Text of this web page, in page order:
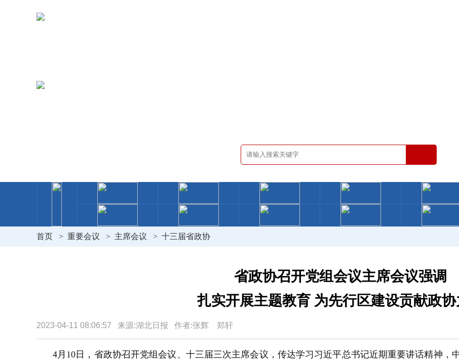
首页 > 重要会议 > 主席会议 > 十三届省政协
省政协召开党组会议主席会议强调
扎实开展主题教育 为先行区建设贡献政
2023-04-11 08:06:57 来源:湖北日报 作者:张辉 郑轩
4月10日，省政协召开党组会议、十三届三次主席会议，传达学习习近平总书记近期重要讲话精神，